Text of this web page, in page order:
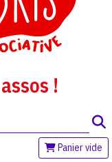
!
Panier vide